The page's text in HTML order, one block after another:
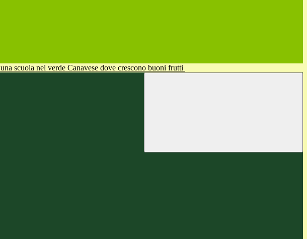
una scuola nel verde Canavese dove crescono buoni frutti